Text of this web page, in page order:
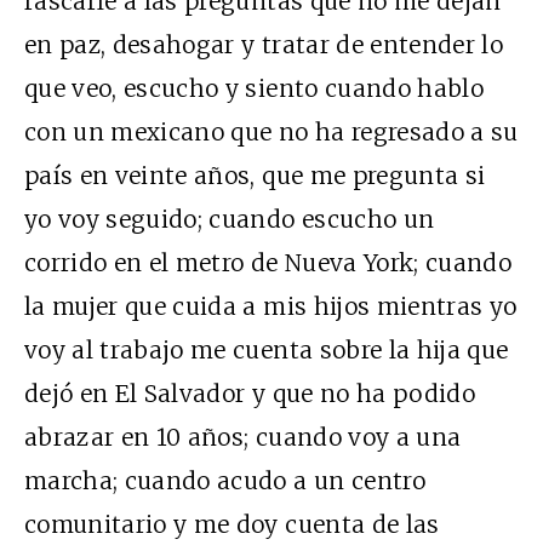
en paz, desahogar y tratar de entender lo
que veo, escucho y siento cuando hablo
con un mexicano que no ha regresado a su
país en veinte años, que me pregunta si
yo voy seguido; cuando escucho un
corrido en el metro de Nueva York; cuando
la mujer que cuida a mis hijos mientras yo
voy al trabajo me cuenta sobre la hija que
dejó en El Salvador y que no ha podido
abrazar en 10 años; cuando voy a una
marcha; cuando acudo a un centro
comunitario y me doy cuenta de las